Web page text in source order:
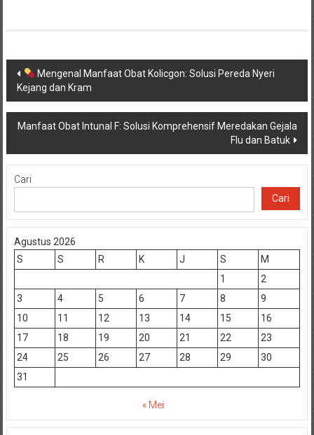
Navigasi
pos
Mengenal Manfaat Obat Kolicgon: Solusi Pereda Nyeri
Kejang dan Kram
Manfaat Obat Intunal F: Solusi Komprehensif Meredakan Gejala
Flu dan Batuk
Cari
Cari
Agustus 2026
S
S R K J S
M
1
2
3
4 5 6 7 8
9
10
11 12 13 14 15
16
17
18 19 20 21 22
23
24
25 26 27 28 29
30
31
« Mei